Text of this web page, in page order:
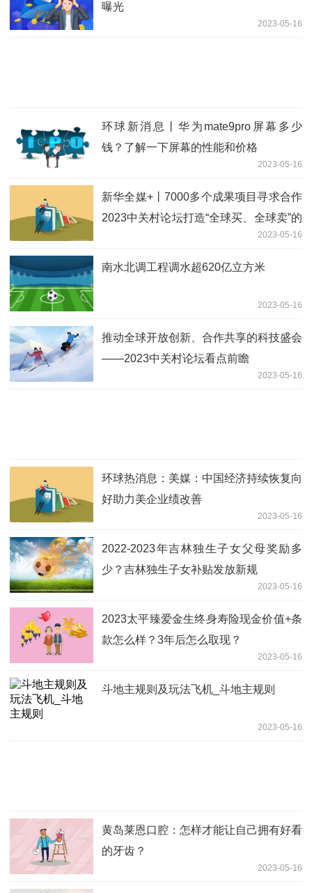
曝光
2023-05-16
环球新消息丨华为mate9pro屏幕多少
钱？了解一下屏幕的性能和价格
2023-05-16
新华全媒+丨7000多个成果项目寻求合作
2023中关村论坛打造“全球买、全球卖”的
2023-05-16
南水北调工程调水超620亿立方米
2023-05-16
推动全球开放创新、合作共享的科技盛会
——2023中关村论坛看点前瞻
2023-05-16
环球热消息：美媒：中国经济持续恢复向
好助力美企业绩改善
2023-05-16
2022-2023年吉林独生子女父母奖励多
少？吉林独生子女补贴发放新规
2023-05-16
2023太平臻爱金生终身寿险现金价值+条
款怎么样？3年后怎么取现？
2023-05-16
斗地主规则及玩法飞机_斗地主规则
2023-05-16
黄岛莱恩口腔：怎样才能让自己拥有好看
的牙齿？
2023-05-16